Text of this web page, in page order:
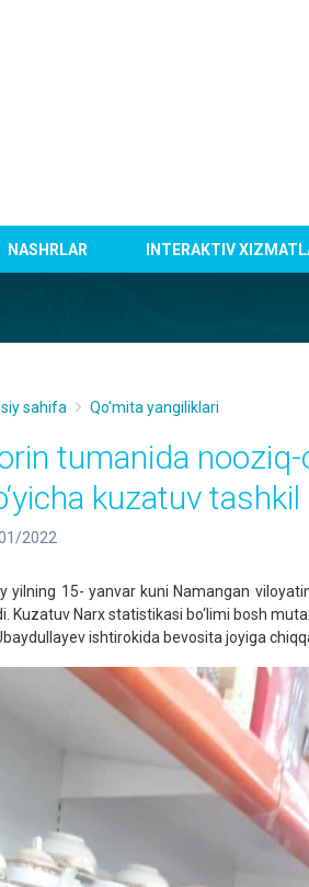
NASHRLAR INTERAKTIV
sahifa Qo'mita yangiliklari
tumanida
kuzatuv
2022
yilning 15- yanvar kuni Namangan
Kuzatuv Narx statistikasi bo‘limi bosh
ishtirokida bevosita joyiga